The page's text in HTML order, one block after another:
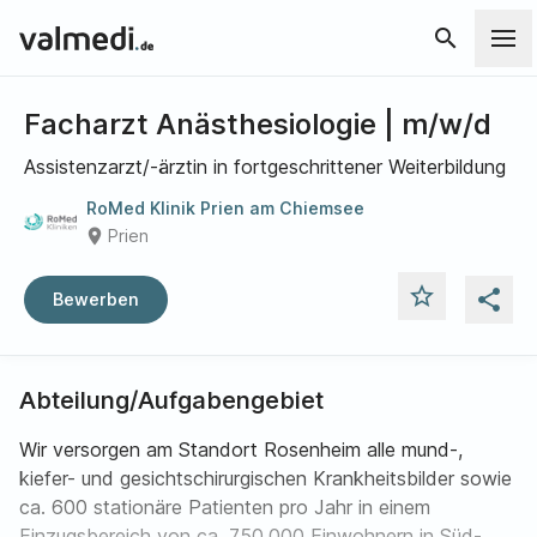
search
Facharzt Anästhesiologie | m/w/d
Assistenzarzt/-ärztin in fortgeschrittener Weiterbildung
RoMed Klinik Prien am Chiemsee
place Prien
Bewerben star_outline share
Abteilung/Aufgabengebiet
Wir versorgen am Standort Rosenheim alle mund-,
kiefer- und gesichtschirurgischen Krankheitsbilder sowie
ca. 600 stationäre Patienten pro Jahr in einem